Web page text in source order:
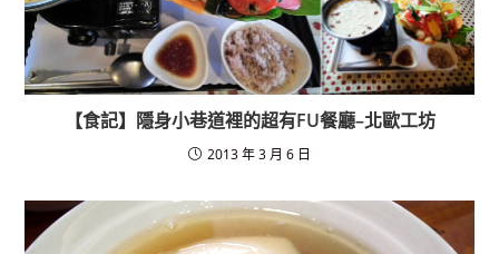
【食記】隱身小巷道裡的超有FU餐廳–北歐工坊
2013 年 3 月 6 日